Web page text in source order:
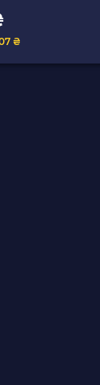
₴